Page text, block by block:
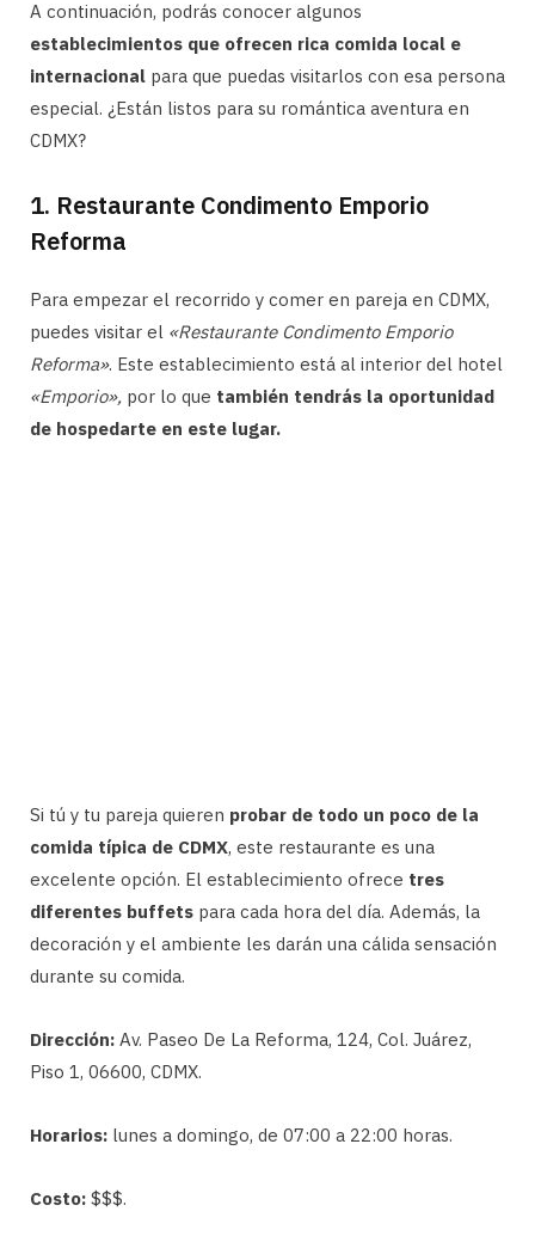
A continuación, podrás conocer algunos
establecimientos que ofrecen rica comida local e
internacional para que puedas visitarlos con esa persona
especial. ¿Están listos para su romántica aventura en
CDMX?
1. Restaurante Condimento Emporio
Reforma
Para empezar el recorrido y comer en pareja en CDMX,
puedes visitar el «Restaurante Condimento Emporio
Reforma». Este establecimiento está al interior del hotel
«Emporio», por lo que también tendrás la oportunidad
de hospedarte en este lugar.
Si tú y tu pareja quieren probar de todo un poco de la
comida típica de CDMX, este restaurante es una
excelente opción. El establecimiento ofrece tres
diferentes buffets para cada hora del día. Además, la
decoración y el ambiente les darán una cálida sensación
durante su comida.
Dirección: Av. Paseo De La Reforma, 124, Col. Juárez,
Piso 1, 06600, CDMX.
Horarios: lunes a domingo, de 07:00 a 22:00 horas.
Costo: $$$.